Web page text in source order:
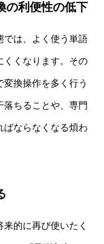
の利便性の低下
では、よく使う単語
くくなります。その
換操作を多く行う
落ちることや、専門
ばならなくなる煩わ
的に再び使いたく